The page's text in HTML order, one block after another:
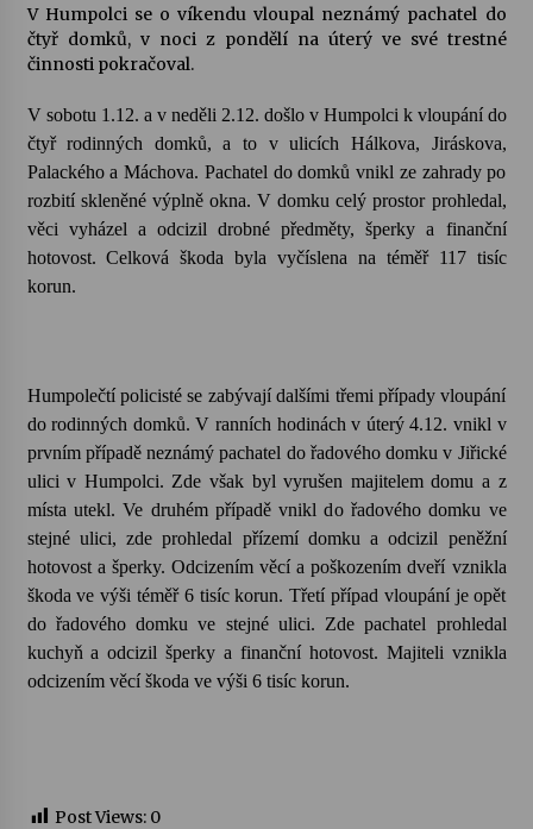
šedesátka: 28. 7.–1. 8. 2026
28. 7. 2026
Jenakaši
28. 7. 2026
Votavžatský ploty
23. 7. 2026
Vysočinka
17. 7. 2026
Ozvěny prázdnin
14. 7. 2026
odkaz Josefa Čapka
13. 7. 2026
V Humpolci se o víkendu vloupal neznámý pachatel do
čtyř domků, v noci z pondělí na úterý ve své trestné
činnosti pokračoval.
V sobotu 1.12. a v neděli 2.12. došlo v Humpolci k vloupání do
čtyř rodinných domků, a to v ulicích Hálkova, Jiráskova,
Palackého a Máchova. Pachatel do domků vnikl ze zahrady po
rozbití skleněné výplně okna. V domku celý prostor prohledal,
věci vyházel a odcizil drobné předměty, šperky a finanční
hotovost. Celková škoda byla vyčíslena na téměř 117 tisíc
korun.
Humpolečtí policisté se zabývají dalšími třemi případy vloupání
do rodinných domků. V ranních hodinách v úterý 4.12. vnikl v
prvním případě neznámý pachatel do řadového domku v Jiřické
ulici v Humpolci. Zde však byl vyrušen majitelem domu a z
místa utekl. Ve druhém případě vnikl do řadového domku ve
stejné ulici, zde prohledal přízemí domku a odcizil peněžní
hotovost a šperky. Odcizením věcí a poškozením dveří vznikla
škoda ve výši téměř 6 tisíc korun. Třetí případ vloupání je opět
do řadového domku ve stejné ulici. Zde pachatel prohledal
kuchyň a odcizil šperky a finanční hotovost. Majiteli vznikla
odcizením věcí škoda ve výši 6 tisíc korun.
Post Views: 0